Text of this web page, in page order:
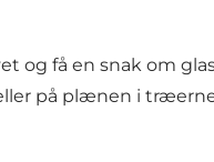
og få en snak om
på plænen i